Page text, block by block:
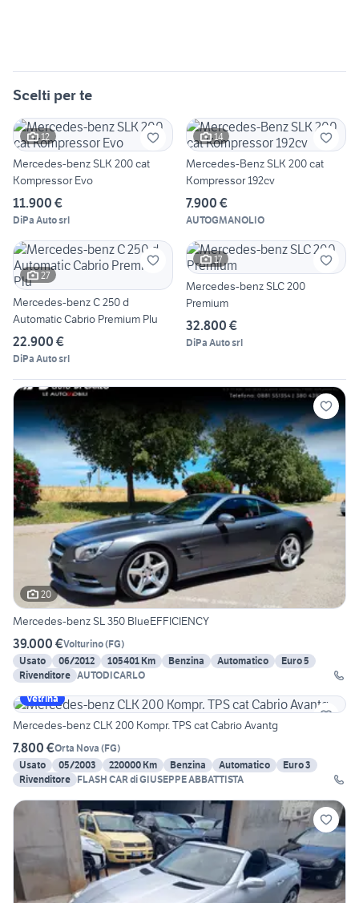
Scelti per te
12
Mercedes-benz SLK 200 cat
Kompressor Evo
11.900 €
DiPa Auto srl
14
Mercedes-Benz SLK 200 cat
Kompressor 192cv
7.900 €
AUTOGMANOLIO
27
Mercedes-benz C 250 d
Automatic Cabrio Premium Plu
22.900 €
DiPa Auto srl
17
Mercedes-benz SLC 200
Premium
32.800 €
DiPa Auto srl
20
Mercedes-benz SL 350 BlueEFFICIENCY
39.000 €Volturino(FG)
Usato
06/2012 105401 Km Benzina Automatico
Euro 5
Rivenditore AUTODICARLO
Vetrina
Mercedes-benz CLK 200 Kompr. TPS cat Cabrio Avantg
7.800 €Orta Nova (FG)
Usato
05/2003 220000 Km Benzina Automatico
Euro 3
Rivenditore FLASH CAR di GIUSEPPE ABBATTISTA